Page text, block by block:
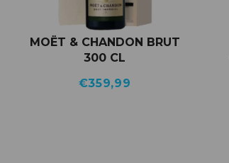
MOËT & CHANDON BRUT
300 CL
€359,99